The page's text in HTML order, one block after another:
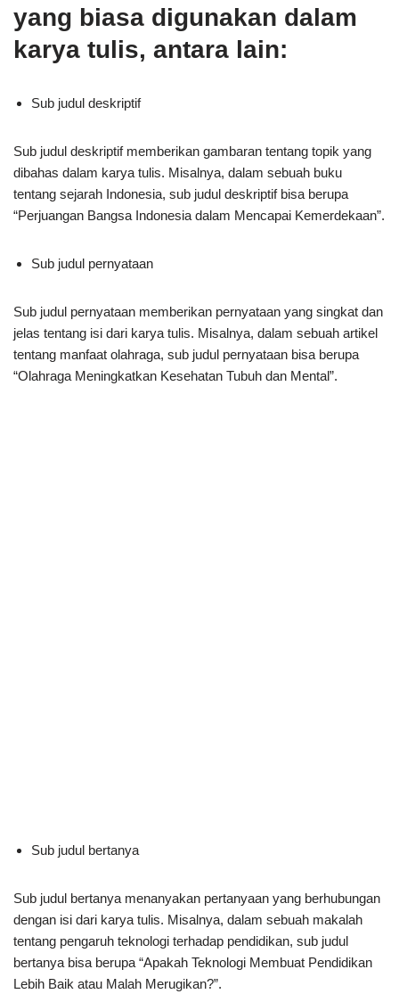
yang biasa digunakan dalam
karya tulis, antara lain:
Sub judul deskriptif
Sub judul deskriptif memberikan gambaran tentang topik yang
dibahas dalam karya tulis. Misalnya, dalam sebuah buku
tentang sejarah Indonesia, sub judul deskriptif bisa berupa
“Perjuangan Bangsa Indonesia dalam Mencapai Kemerdekaan”.
Sub judul pernyataan
Sub judul pernyataan memberikan pernyataan yang singkat dan
jelas tentang isi dari karya tulis. Misalnya, dalam sebuah artikel
tentang manfaat olahraga, sub judul pernyataan bisa berupa
“Olahraga Meningkatkan Kesehatan Tubuh dan Mental”.
Sub judul bertanya
Sub judul bertanya menanyakan pertanyaan yang berhubungan
dengan isi dari karya tulis. Misalnya, dalam sebuah makalah
tentang pengaruh teknologi terhadap pendidikan, sub judul
bertanya bisa berupa “Apakah Teknologi Membuat Pendidikan
Lebih Baik atau Malah Merugikan?”.